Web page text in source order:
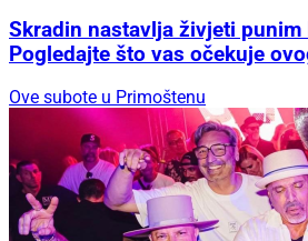
Skradin nastavlja živjeti
Pogledajte što vas očekuje
Ove subote u Primoštenu